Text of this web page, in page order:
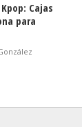
Cajas
para